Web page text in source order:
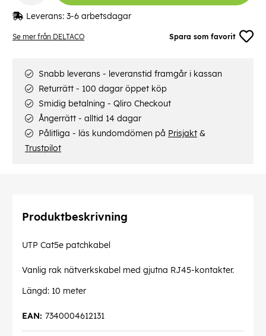
Se mer från DELTACO Spara som favorit
Leverans: 3-6 arbetsdagar
Snabb leverans - leveranstid framgår i kassan
Returrätt - 100 dagar öppet köp
Smidig betalning - Qliro Checkout
Ångerrätt - alltid 14 dagar
Pålitliga - läs kundomdömen på Prisjakt &
Trustpilot
Produktbeskrivning
UTP Cat5e patchkabel
Vanlig rak nätverkskabel med gjutna RJ45-kontakter.
Längd: 10 meter
7340004612131
EAN: